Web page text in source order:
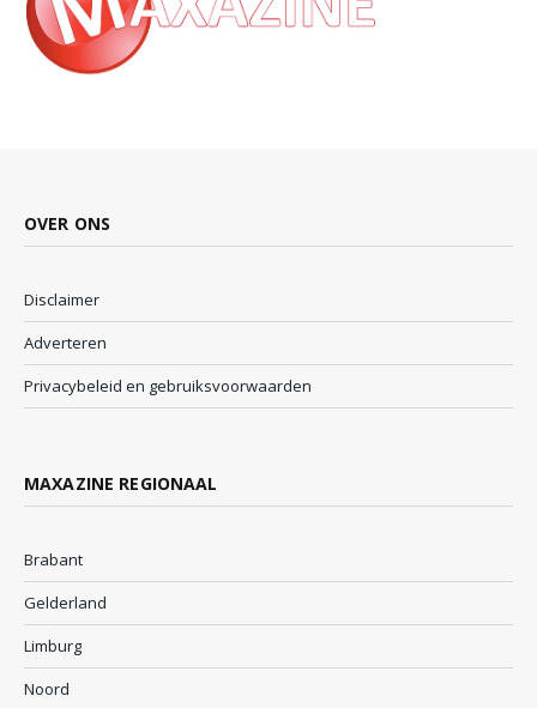
OVER ONS
Disclaimer
Adverteren
Privacybeleid en gebruiksvoorwaarden
MAXAZINE REGIONAAL
Brabant
Gelderland
Limburg
Noord